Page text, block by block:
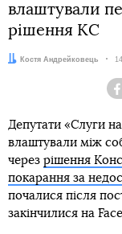
влаштували
рішення КС
Автор:Костя Андрейковець
Депутати «Слуги
влаштували між
через рішення
покарання за
почалися після
закінчилися на